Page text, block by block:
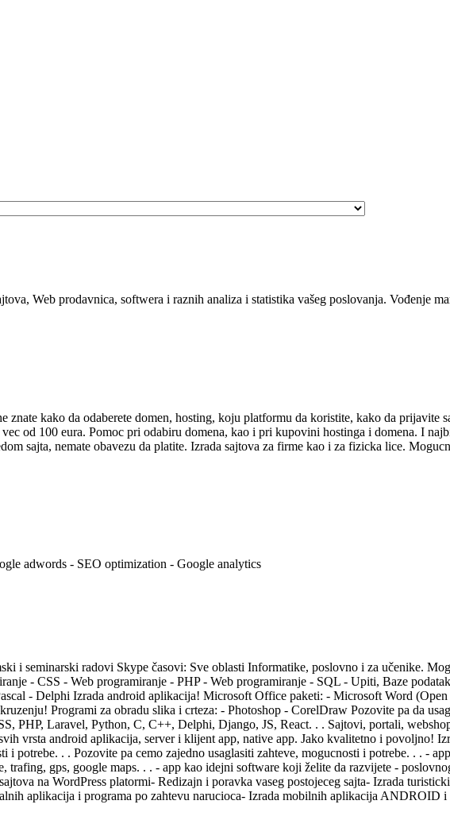
Web prodavnica, softwera i raznih analiza i statistika vašeg poslovanja. Vođenje
kako da odaberete domen, hosting, koju platformu da koristite, kako da prijavite
od 100 eura. Pomoc pri odabiru domena, kao i pri kupovini hostinga i domena. I
sajta, nemate obavezu da platite. Izrada sajtova za firme kao i za fizicka lice.
adwords - SEO optimization - Google analytics
radovi Skype časovi: Sve oblasti Informatike, poslovno i za učenike.
- CSS - Web programiranje - PHP - Web programiranje - SQL - Upiti, Baze
- Delphi Izrada android aplikacija! Microsoft Office paketi: - Microsoft Word
Programi za obradu slika i crteza: - Photoshop - CorelDraw Pozovite pa da
PHP, Laravel, Python, C, C++, Delphi, Django, JS, React. . . Sajtovi, portali,
vrsta android aplikacija, server i klijent app, native app. Jako kvalitetno i povoljno!
potrebe. . . Pozovite pa cemo zajedno usaglasiti zahteve, mogucnosti i potrebe. . . -
gps, google maps. . . - app kao idejni software koji želite da razvijete -
na WordPress platormi- Redizajn i poravka vaseg postojeceg sajta- Izrada
aplikacija i programa po zahtevu narucioca- Izrada mobilnih aplikacija ANDROID